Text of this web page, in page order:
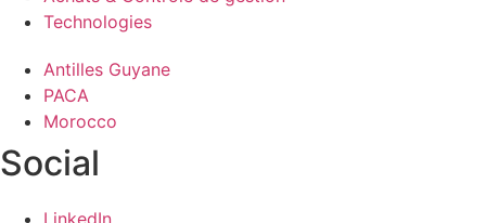
Technologies
Antilles Guyane
PACA
Morocco
Social
LinkedIn